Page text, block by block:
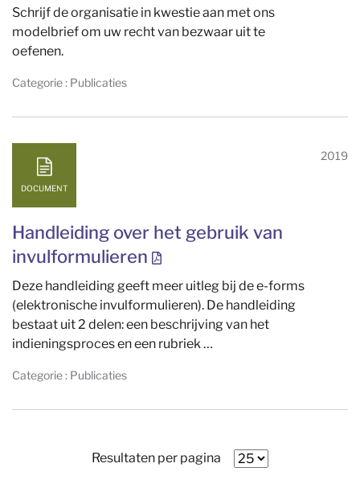
Schrijf de organisatie in kwestie aan met ons
modelbrief om uw recht van bezwaar uit te
oefenen.
Categorie : Publicaties
DOCUMENT
Handleiding over het gebruik van
invulformulieren
2019
Deze handleiding geeft meer uitleg bij de e-forms
(elektronische invulformulieren). De handleiding
bestaat uit 2 delen: een beschrijving van het
indieningsproces en een rubriek …
Categorie : Publicaties
Resultaten per pagina